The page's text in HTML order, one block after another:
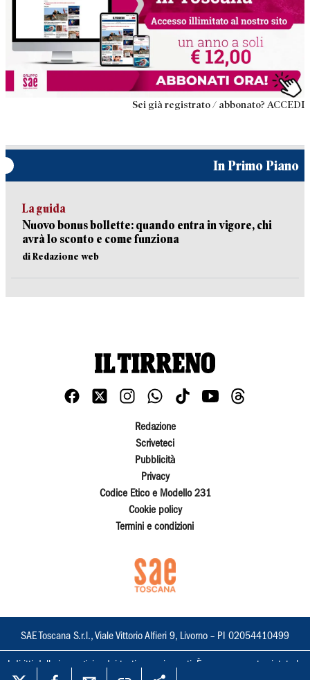
Sei già registrato / abbonato? ACCEDI
In Primo Piano
La guida
Nuovo bonus bollette: quando entra in vigore, chi
avrà lo sconto e come funziona
di Redazione web
Redazione
Scriveteci
Pubblicità
Privacy
Codice Etico e Modello 231
Cookie policy
Termini e condizioni
SAE Toscana S.r.l., Viale Vittorio Alfieri 9, Livorno – PI 02054410499
I diritti delle immagini e dei testi sono riservati. È espressamente vietata la